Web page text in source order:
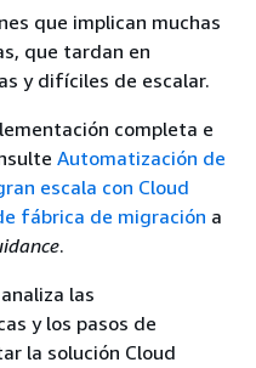
que implican muchas
que tardan en
y difíciles de escalar.
completa e
Automatización de
escala con Cloud
fábrica de migración a
.
las
y los pasos de
la solución Cloud